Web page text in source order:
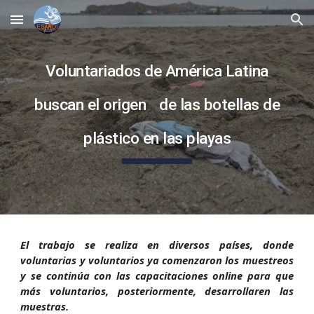
Skip to main content Skip to navigation
Voluntariados de América Latina
buscan el origen de las botellas de
plástico en las playas
El trabajo se realiza en diversos países, donde
voluntarias y voluntarios ya comenzaron los muestreos
y se continúa con las capacitaciones online para que
más voluntarios, posteriormente, desarrollaren las
muestras.